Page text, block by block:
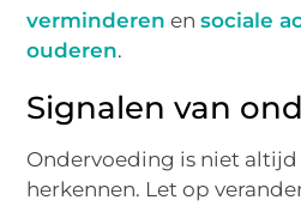
verminderen ensociale
ouderen.
Signalen van
Ondervoeding is niet
herkennen. Let op